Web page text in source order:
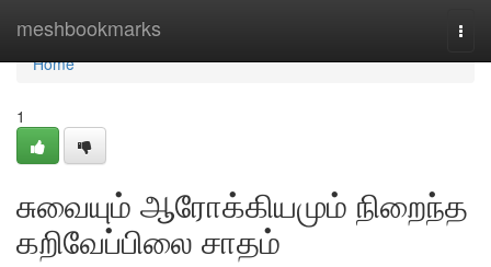
meshbookmarks
Home
Home
1
சுவையும் ஆரோக்கியமும் நிறைந்த
கறிவேப்பிலை சாதம்